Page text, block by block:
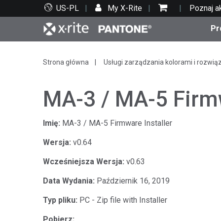
US-PL My X-Rite Poznaj
Top produkty
Druk i opakowania
Motoryzacja
Wsparcie techniczne
Zasoby edukacyjne
Strona główna Usługi zarządzania kolorami i
MA-3 / MA-5
Imię: MA-3 / MA-5 Firmware Installer
Wersja: v0.64
Wcześniejsza Wersja: v0.63
Data Wydania: Październik 16, 2019
Typ pliku: PC - Zip file with Installer
Pobierz: